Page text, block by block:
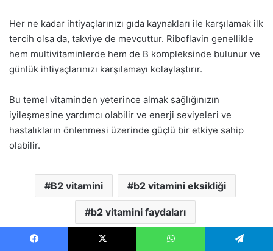
Her ne kadar ihtiyaçlarınızı gıda kaynakları ile karşılamak ilk
tercih olsa da, takviye de mevcuttur. Riboflavin genellikle
hem multivitaminlerde hem de B kompleksinde bulunur ve
günlük ihtiyaçlarınızı karşılamayı kolaylaştırır.
Bu temel vitaminden yeterince almak sağlığınızın
iyileşmesine yardımcı olabilir ve enerji seviyeleri ve
hastalıkların önlenmesi üzerinde güçlü bir etkiye sahip
olabilir.
B2 vitamini b2 vitamini eksikliği
b2 vitamini faydaları
b2 vitamini içeren gıdalar Riboflavin